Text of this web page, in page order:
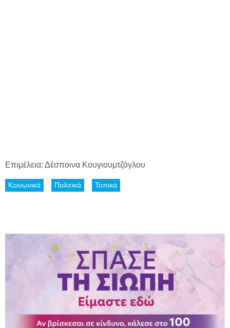
Επιμέλεια: Δέσποινα Κουγιουμτζόγλου
Κοινωνικά Πολιτικά Τοπικά